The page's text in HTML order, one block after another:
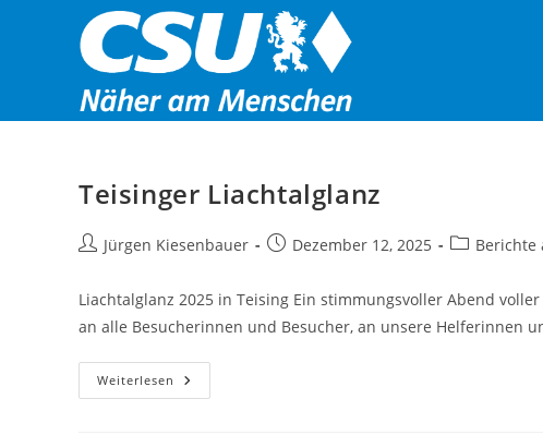
Teisinger Liachtalglanz
Beitrags-
Jürgen Kiesenbauer
BeitragDezember 12, 2025
Beitrags-
Berichte
Liachtalglanz 2025 in Teising Ein stimmungsvoller Abend
an alle Besucherinnen und Besucher, an unsere Helferinnen
Weiterlesen Teisinger
Liachtalglanz